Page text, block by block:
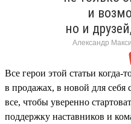
и
но и
Александр
Все герои этой статьи
в продажах, в новой для
все, чтобы уверенно
поддержку наставников и